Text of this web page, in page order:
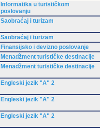
Informatika u turističkom
poslovanju
Saobraćaj i turizam
Saobraćaj i turizam
Finansijsko i devizno poslovanje
Menadžment turističke destinacije
Menadžment turističke destinacije
Engleski jezik "A" 2
Engleski jezik "A" 2
Engleski jezik "A" 2